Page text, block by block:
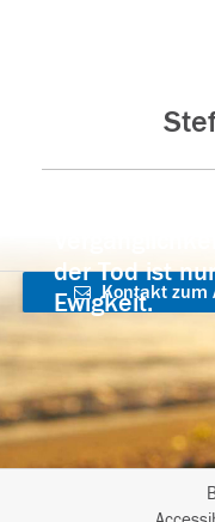
der Tod ist
Ewigkeit.
Kontakt zum
aufnehmen